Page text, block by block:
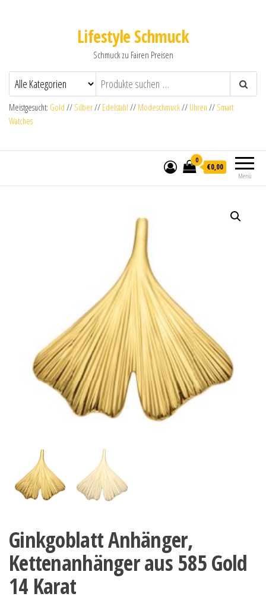
Lifestyle Schmuck
Schmuck zu Fairen Preisen
Meistgesucht: Gold // Silber// Edelstahl // Modeschmuck// Uhren // Smart
Watches
Menü
0
€0,00
Ginkgoblatt Anhänger,
Kettenanhänger aus 585 Gold
14 Karat